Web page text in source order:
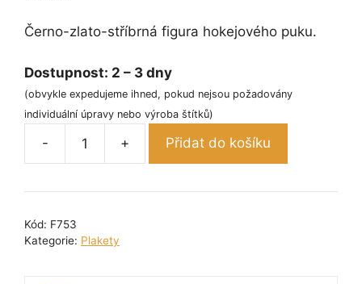
Černo-zlato-stříbrná figura hokejového puku.
Dostupnost: 2 – 3 dny
(obvykle expedujeme ihned, pokud nejsou požadovány
individuální úpravy nebo výroba štítků)
-
Figura
10,5
+ Přidat do košíku
Kód: F753
Kategorie: Plakety